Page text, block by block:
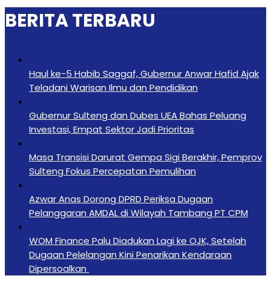
BERITA TERBARU
Haul ke-5 Habib Saggaf, Gubernur Anwar Hafid Ajak
Teladani Warisan Ilmu dan Pendidikan
Gubernur Sulteng dan Dubes UEA Bahas Peluang
Investasi, Empat Sektor Jadi Prioritas
Masa Transisi Darurat Gempa Sigi Berakhir, Pemprov
Sulteng Fokus Percepatan Pemulihan
Azwar Anas Dorong DPRD Periksa Dugaan
Pelanggaran AMDAL di Wilayah Tambang PT CPM
‎WOM Finance Palu Diadukan Lagi ke OJK, Setelah
Dugaan Pelelangan Kini Penarikan Kendaraan
Dipersoalkan ‎